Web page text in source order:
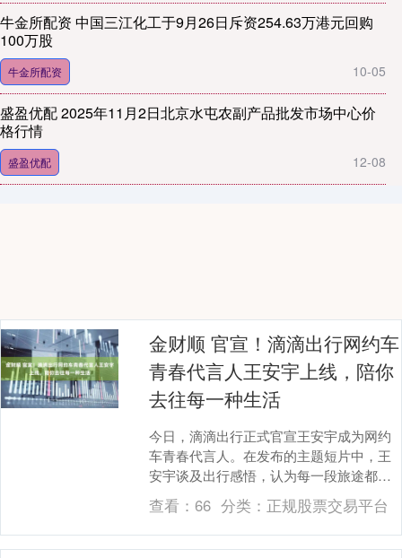
牛金所配资 中国三江化工于9月26日斥资254.63万港元回购
100万股
牛金所配资 10-05
盛盈优配 2025年11月2日北京水屯农副产品批发市场中心价
格行情
盛盈优配 12-08
金财顺 官宣！滴滴出行网约车
青春代言人王安宇上线，陪你
去往每一种生活
今日，滴滴出行正式官宣王安宇成为网约
车青春代言人。在发布的主题短片中，王
安宇谈及出行感悟，认为每一段旅途都能
发掘生活里的别样精彩，精彩诠释滴滴出
行网约车“去往每....
查看：66 分类： 正规股票交易平台